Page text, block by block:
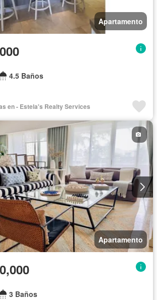
Apartamento
4.5 Baños
en - Estela's Realty Services
Apartamento
3 Baños